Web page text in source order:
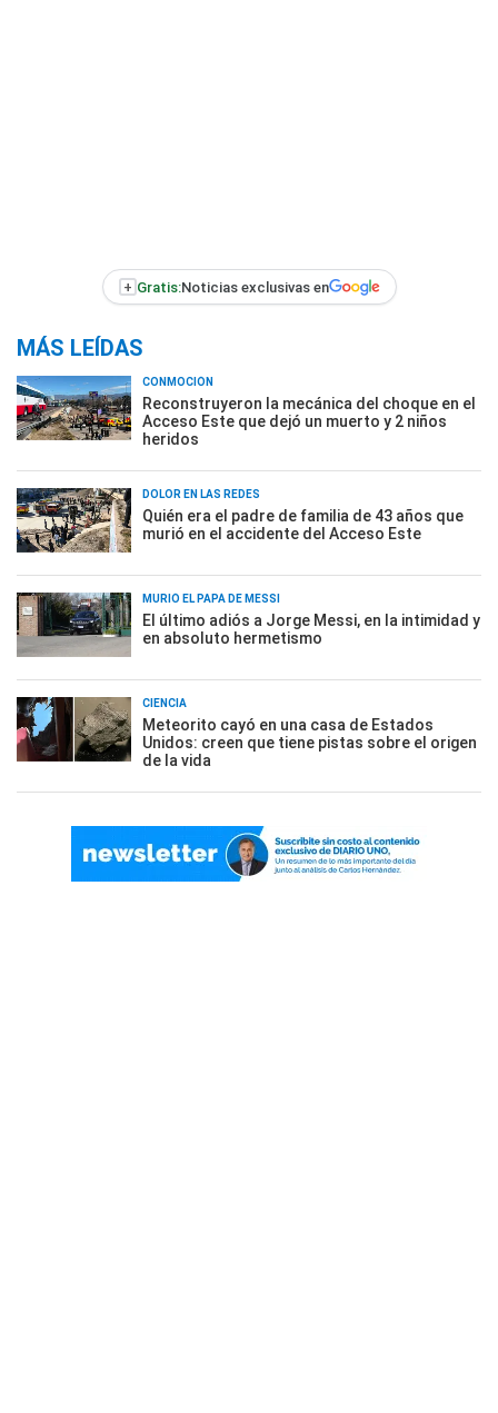
+ Gratis:Noticias exclusivas en
MÁS LEÍDAS
CONMOCIÓN
Reconstruyeron la mecánica del choque en el
Acceso Este que dejó un muerto y 2 niños
heridos
DOLOR EN LAS REDES
Quién era el padre de familia de 43 años que
murió en el accidente del Acceso Este
MURIÓ EL PAPÁ DE MESSI
El último adiós a Jorge Messi, en la intimidad y
en absoluto hermetismo
CIENCIA
Meteorito cayó en una casa de Estados
Unidos: creen que tiene pistas sobre el origen
de la vida